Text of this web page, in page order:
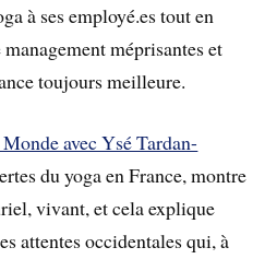
à ses employé.es tout en
méprisantes et
toujours meilleure.
avec Ysé Tardan-
du yoga en France, montre
vivant, et cela explique
attentes occidentales qui, à